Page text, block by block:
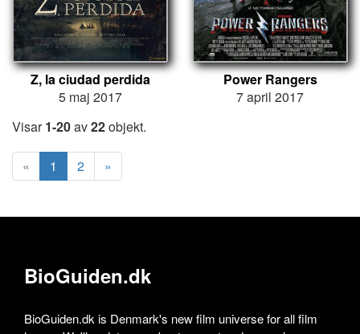
Z, la ciudad perdida
5 maj 2017
Power Rangers
7 april 2017
Visar1-20av22objekt.
« 1 2 »
BioGuiden.dk
BioGuiden.dk is Denmark's new film universe for all film